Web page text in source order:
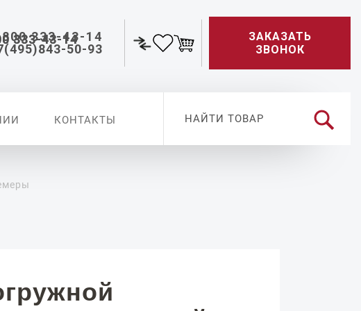
333-43-14
50-93
ЗАКАЗАТЬ
ЗВОНОК
КОНТАКТЫ